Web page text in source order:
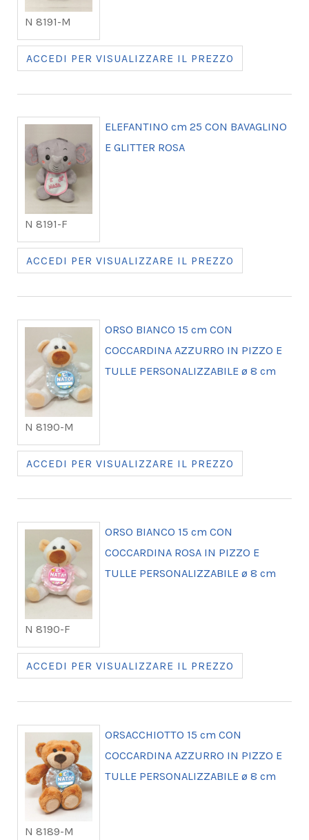
N 8191-M
ACCEDI PER VISUALIZZARE IL PREZZO
N 8191-F
ELEFANTINO cm 25 CON BAVAGLINO
E GLITTER ROSA
ACCEDI PER VISUALIZZARE IL PREZZO
N 8190-M
ORSO BIANCO 15 cm CON
COCCARDINA AZZURRO IN PIZZO E
TULLE PERSONALIZZABILE ø 8 cm
ACCEDI PER VISUALIZZARE IL PREZZO
N 8190-F
ORSO BIANCO 15 cm CON
COCCARDINA ROSA IN PIZZO E
TULLE PERSONALIZZABILE ø 8 cm
ACCEDI PER VISUALIZZARE IL PREZZO
N 8189-M
ORSACCHIOTTO 15 cm CON
COCCARDINA AZZURRO IN PIZZO E
TULLE PERSONALIZZABILE ø 8 cm